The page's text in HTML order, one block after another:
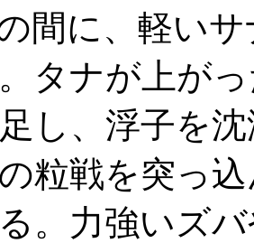
間に、軽い
タナが上が
し、浮子を
粒戦を突っ
。力強いズ